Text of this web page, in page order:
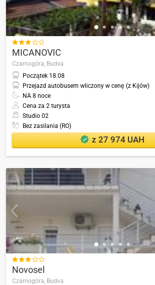

MICANOVIC
Czarnogóra, Budva
Początek 18.08
Przejazd autobusem wliczony w cenę (z Kijów)
NA 8 noce
Cena za 2 turysta
Studio 02
Bez zasilania (RO)
z 27 974 UAH

Novosel
Czarnogóra, Budva